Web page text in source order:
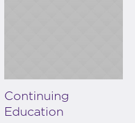
Continuing
Education